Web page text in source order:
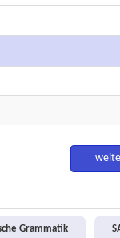
Grammatik